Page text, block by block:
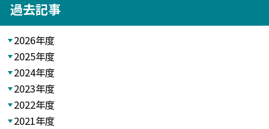
過去記事
2026年度
2025年度
2024年度
2023年度
2022年度
2021年度